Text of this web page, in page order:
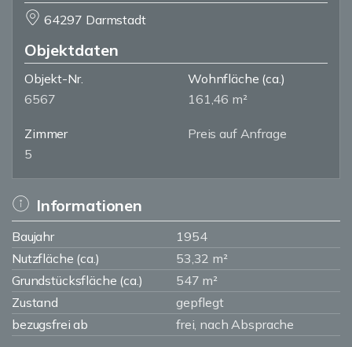
64297 Darmstadt
Objektdaten
Objekt-Nr.
6567
Wohnfläche (ca.)
161,46 m²
Zimmer
5
Preis auf Anfrage
Informationen
Baujahr
1954
Nutzfläche (ca.)
53,32 m²
Grundstücksfläche (ca.)
547 m²
Zustand
gepflegt
bezugsfrei ab
frei, nach Absprache